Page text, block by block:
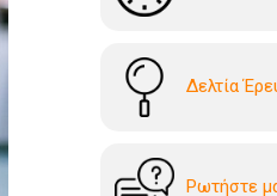
Δελτία
Ρωτήστε